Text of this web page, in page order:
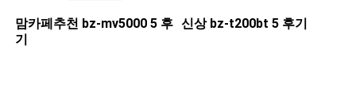
맘카페추천 ​bz-mv5000 5 후
기
신상 ​bz-t200bt 5 후기